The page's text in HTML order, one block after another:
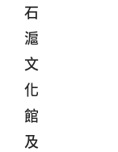
石
滬
文
化
館
及